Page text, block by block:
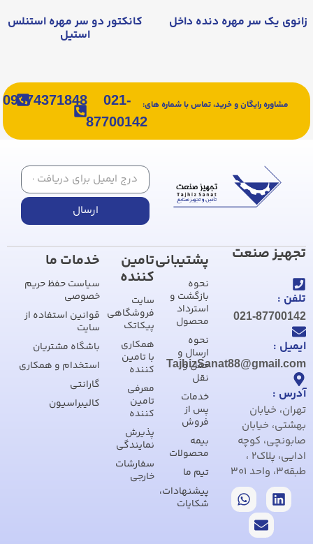
زانوی یک سر مهره دنده داخل کانکتور دو سر مهره استنلس
استیل
مشاوره رایگان و خرید، تماس با شماره های:
021-
87700142
09374371848
ارسال
تجهیز صنعت
تلفن :
021-87700142
ایمیل :
TajhizSanat88@gmail.com
آدرس :
تهران، خیابان
بهشتی، خیابان
صابونچی، کوچه
ادایی، پلاک2 ،
طبقه3، واحد 301
پشتیبانی
نحوه
بازگشت و
استرداد
محصول
نحوه
ارسال و
حمل و
نقل
خدمات
پس از
فروش
بیمه
محصولات
تیم ما
پیشنهادات،
شکایات
تامین
کننده
سایت
فروشگاهی
پیکاتک
همکاری
با تامین
کننده
معرفی
تامین
کننده
پذیرش
نمایندگی
سفارشات
خارجی
خدمات ما
سیاست حفظ حریم
خصوصی
قوانین استفاده از
سایت
باشگاه مشتریان
استخدام و همکاری
گارانتی
کالیبراسیون